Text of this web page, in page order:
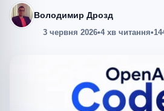
Володимир Дрозд
3 червня 2026•4 хв читання•